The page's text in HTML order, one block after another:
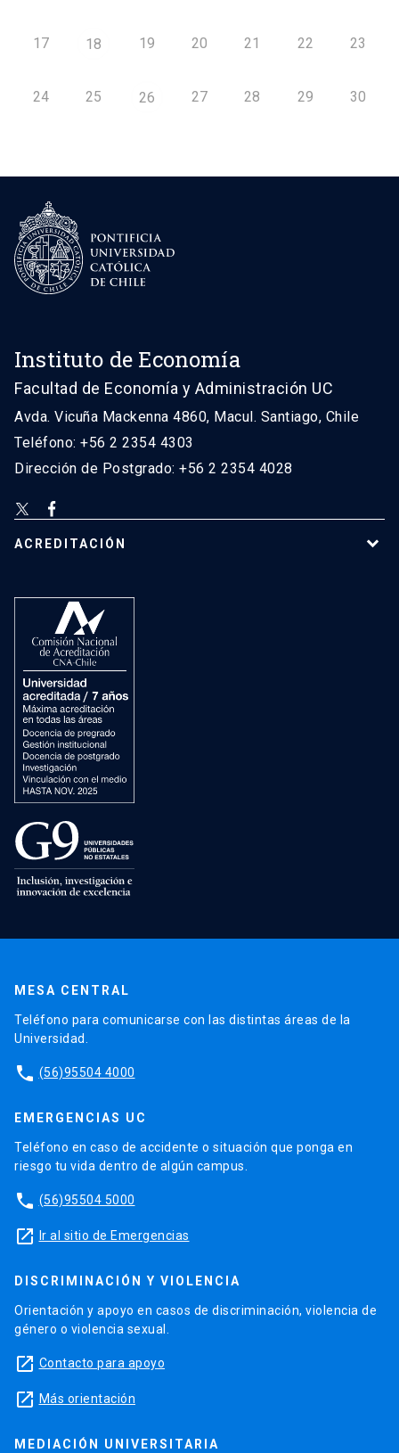
17 18 19 20 21 22 23
24 25 26 27 28 29 30
Instituto de Economía
Facultad de Economía y Administración UC
Avda. Vicuña Mackenna 4860, Macul. Santiago, Chile
Teléfono: +56 2 2354 4303
Dirección de Postgrado: +56 2 2354 4028
ACREDITACIÓN
MESA CENTRAL
Teléfono para comunicarse con las distintas áreas de la
Universidad.
phone (56)95504 4000
EMERGENCIAS UC
Teléfono en caso de accidente o situación que ponga en
riesgo tu vida dentro de algún campus.
phone (56)95504 5000
launch Ir al sitio de Emergencias
DISCRIMINACIÓN Y VIOLENCIA
Orientación y apoyo en casos de discriminación, violencia de
género o violencia sexual.
launch Contacto para apoyo
launch Más orientación
MEDIACIÓN UNIVERSITARIA